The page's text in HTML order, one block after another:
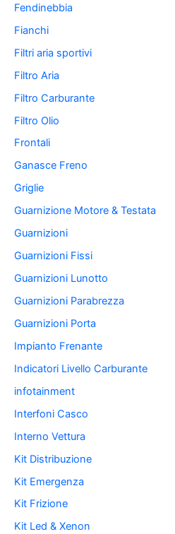
Fendinebbia
Fianchi
Filtri aria sportivi
Filtro Aria
Filtro Carburante
Filtro Olio
Frontali
Ganasce Freno
Griglie
Guarnizione Motore & Testata
Guarnizioni
Guarnizioni Fissi
Guarnizioni Lunotto
Guarnizioni Parabrezza
Guarnizioni Porta
Impianto Frenante
Indicatori Livello Carburante
infotainment
Interfoni Casco
Interno Vettura
Kit Distribuzione
Kit Emergenza
Kit Frizione
Kit Led & Xenon